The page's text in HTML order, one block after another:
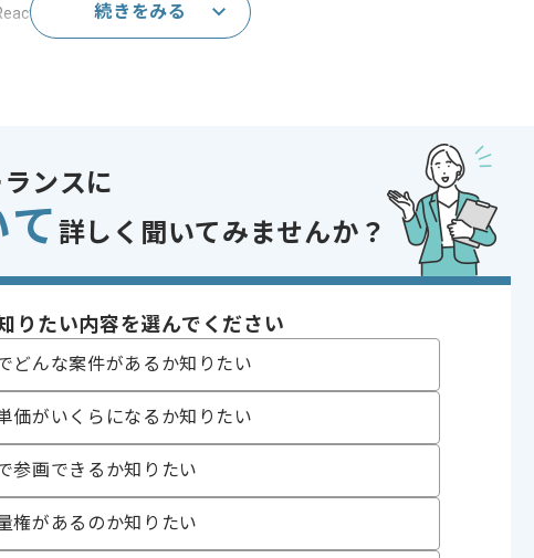
の実務経験
実務経験
務経験
実務経験
験
経験
築およびチューニングの実務経験
務経験
ードエンジニアの実務経験
開発の実務経験
務に関わるシステム開発の実務経験
続きをみる
ンスに
詳しく聞いてみませんか？
りたい内容を選んでください
どんな案件があるか知りたい
価がいくらになるか知りたい
参画できるか知りたい
権があるのか知りたい